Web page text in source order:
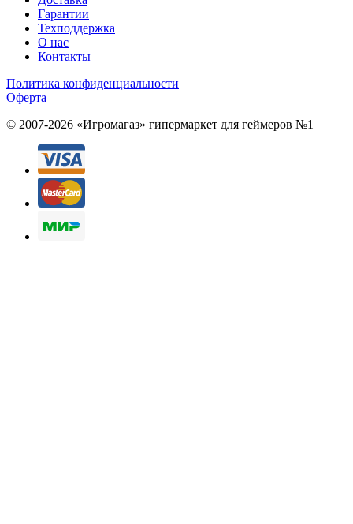
Гарантии
Техподдержка
О нас
Контакты
Политика конфиденциальности
Оферта
© 2007-2026 «Игромагаз» гипермаркет для геймеров №1